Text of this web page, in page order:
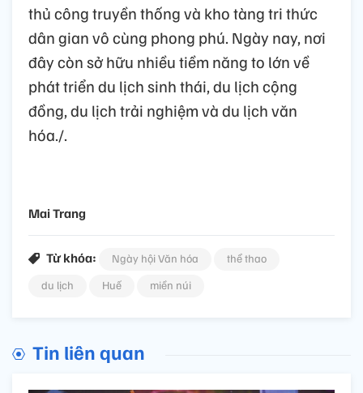
thủ công truyền thống và kho tàng tri thức
dân gian vô cùng phong phú. Ngày nay, nơi
đây còn sở hữu nhiều tiềm năng to lớn về
phát triển du lịch sinh thái, du lịch cộng
đồng, du lịch trải nghiệm và du lịch văn
hóa./.
Mai Trang
Từ khóa: Ngày hội Văn hóa
thể thao
du lịch
Huế miền núi
Tin liên quan